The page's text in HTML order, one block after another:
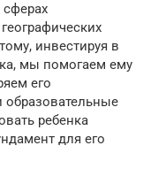
инвестируя в
мы помогаем ему
его
ребенка
для его